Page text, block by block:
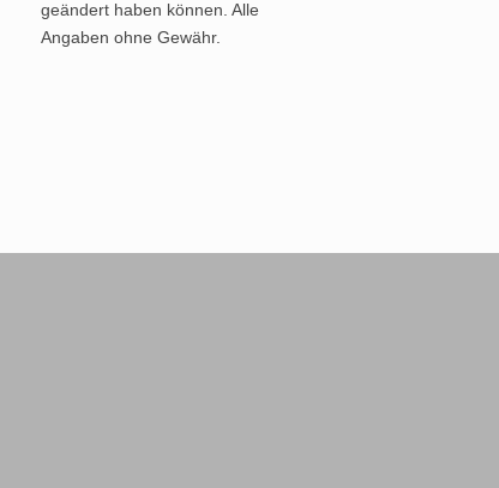
geändert haben können. Alle
Angaben ohne Gewähr.